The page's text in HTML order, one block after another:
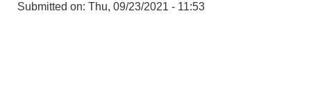
Submitted on: Thu, 09/23/2021 - 11:53